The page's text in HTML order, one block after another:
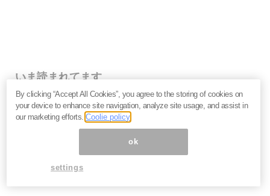
いま読まれてます
株価下落「三菱重工」今が買い？長期投資家が見るべ
き“防衛だけじゃない”強さと投資リスク＝栫井駿介
優待新設「大黒屋HD」は買いか？仕手株説をどう見る
べきか、大化けの4条件を解説＝金融ライター K.Y
導体決算「絶好調」の裏の裏＝栫井駿介
By clicking “Accept All Cookies”, you agree to the storing of cookies on
your device to enhance site navigation, analyze site usage, and assist in
our marketing efforts.Coolie policy
ok
settings